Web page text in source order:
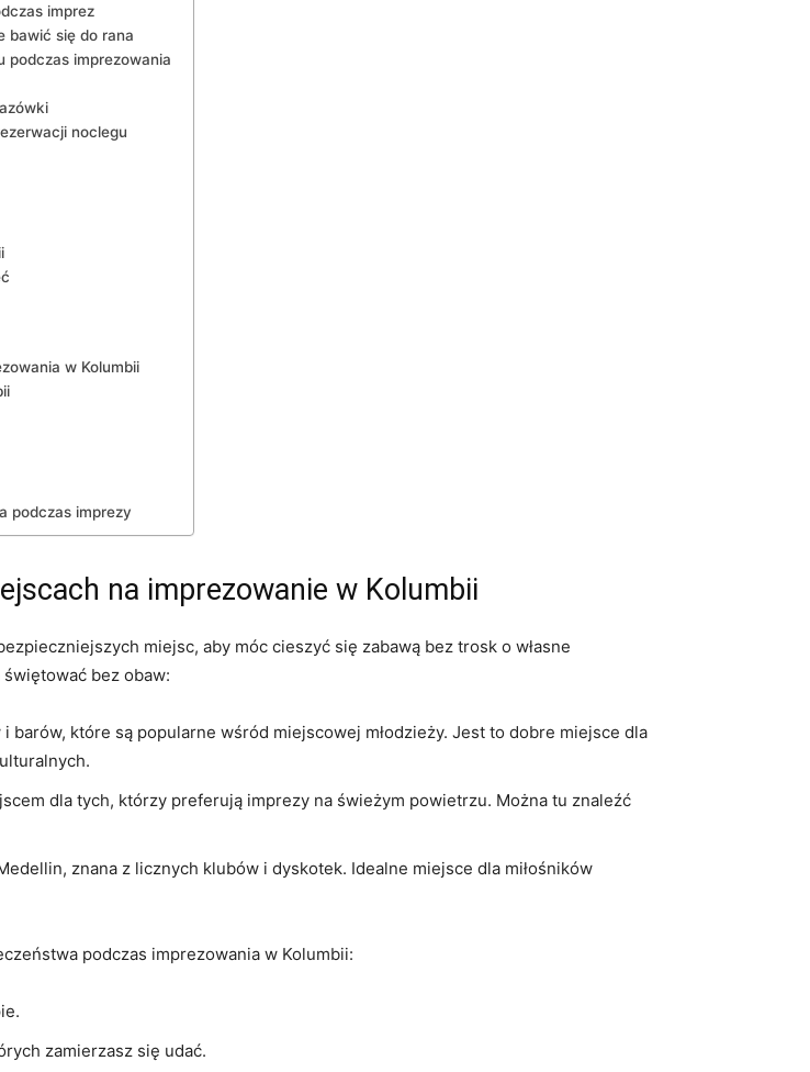
imprez
bawić się do rana
imprezowania
⁤noclegu
w Kolumbii
podczas imprezy
na imprezowanie ​w​ Kolumbii
miejsc,‌ aby móc⁤ cieszyć ‌się zabawą bez trosk o ‌własne
bez obaw:
⁢barów, które ​są popularne wśród miejscowej młodzieży. ⁢Jest to dobre miejsce dla
dla‍ tych, którzy preferują ⁢imprezy ‍na⁢ świeżym ⁣powietrzu. ⁣Można tu znaleźć
znana z licznych klubów i ⁤dyskotek. Idealne ⁤miejsce dla miłośników
⁢podczas imprezowania w Kolumbii:
zamierzasz się udać.